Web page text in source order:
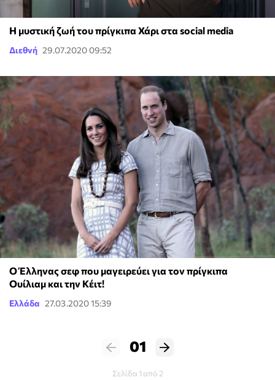
Η μυστική ζωή του πρίγκιπα Χάρι στα social media
Διεθνή 29.07.2020 09:52
Ο Έλληνας σεφ που μαγειρεύει για τον πρίγκιπα
Ουίλιαμ και την Κέιτ!
Ελλάδα 27.03.2020 15:39
01
Σελίδα 1 από 2